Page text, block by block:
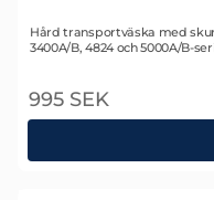
Art. nr 1956
Hård transportväska med
3400A/B, 4824 och 5000A/B-
995 SEK
Pico